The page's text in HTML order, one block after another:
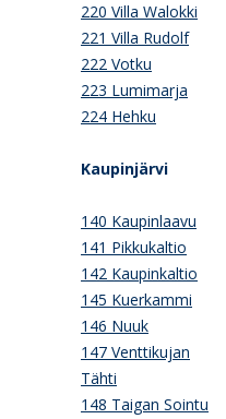
220 Villa Walokki
221 Villa Rudolf
222 Votku
223 Lumimarja
224 Hehku
Kaupinjärvi
140 Kaupinlaavu
141 Pikkukaltio
142 Kaupinkaltio
145 Kuerkammi
146 Nuuk
147 Venttikujan
Tähti
148 Taigan Sointu